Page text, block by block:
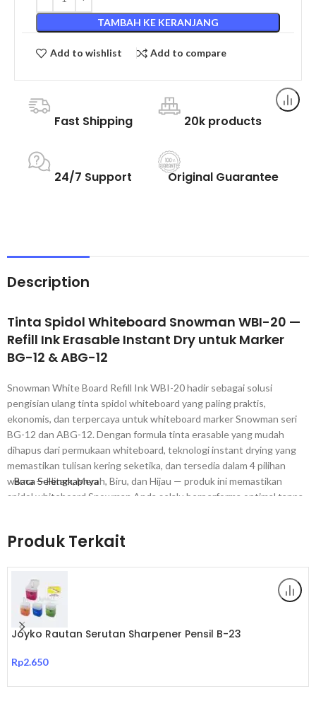
TAMBAH KE KERANJANG
Add to wishlist Add to compare
Fast Shipping 20k products
24/7 Support Original Guarantee
Description
Tinta Spidol Whiteboard Snowman WBI-20 —
Refill Ink Erasable Instant Dry untuk Marker
BG-12 & ABG-12
Snowman White Board Refill Ink WBI-20 hadir sebagai solusi
pengisian ulang tinta spidol whiteboard yang paling praktis,
ekonomis, dan terpercaya untuk whiteboard marker Snowman seri
BG-12 dan ABG-12. Dengan formula tinta erasable yang mudah
dihapus dari permukaan whiteboard, teknologi instant drying yang
memastikan tulisan kering seketika, dan tersedia dalam 4 pilihan
warna — Hitam, Merah, Biru, dan Hijau — produk ini memastikan
spidol whiteboard Snowman Anda selalu berperforma optimal tanpa
whiteboard di kantor, sekolah, maupun ruang rapat.
Mengapa Memilih Snowman WBI-20 Refill Ink?
Pertama, Snowman adalah merek alat tulis Indonesia yang telah lama
dipercaya oleh jutaan pengguna di seluruh nusantara. Tinta refill
WBI-20 dirancang dan diformulasikan secara khusus oleh Snowman
dengan spidol whiteboard Snowman seri BG-12 dan ABG-12 —
Baca Selengkapnya
Produk Terkait
Joyko Rautan Serutan Sharpener Pensil B-23
Rp2.650